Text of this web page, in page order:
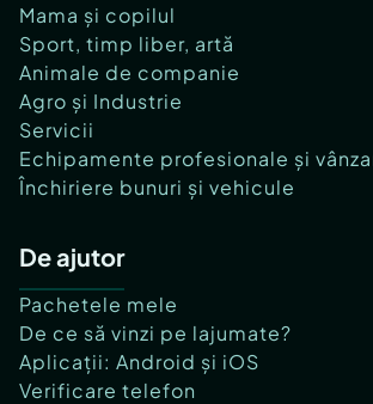
Mama și copilul
Sport, timp liber, artă
Animale de companie
Agro și Industrie
Servicii
Echipamente profesionale și
Închiriere bunuri și vehicule
De ajutor
Pachetele mele
De ce să vinzi pe lajumate?
Aplicații: Android și iOS
Verificare telefon